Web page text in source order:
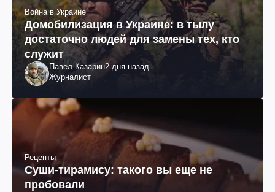
Война в Украине
Домобилизация в Украине: в тылу
достаточно людей для замены тех, кто
служит
Павел Казарин2 дня назад
Журналист
Рецепты
Суши-тирамису: такого вы еще не
пробовали